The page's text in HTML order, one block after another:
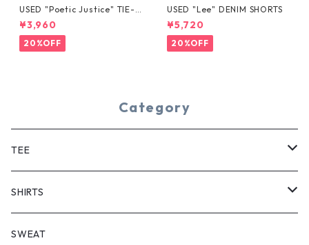
USED "Poetic Justice" TIE-D
YE TEE
¥3,960
20%OFF
USED "Lee" DENIM SHORTS
¥5,720
20%OFF
Category
TEE
SHORT SLEEVE
LONG SLEEVE
SHIRTS
SHORT SLEEVE
SWEAT